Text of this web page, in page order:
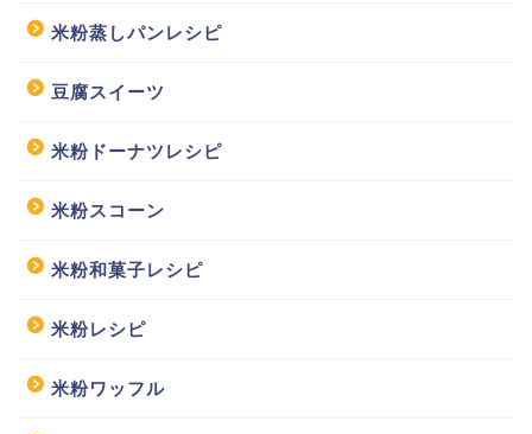
米粉蒸しパンレシピ
豆腐スイーツ
米粉ドーナツレシピ
米粉スコーン
米粉和菓子レシピ
米粉レシピ
米粉ワッフル